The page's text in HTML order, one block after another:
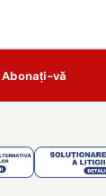
Abonați-vă